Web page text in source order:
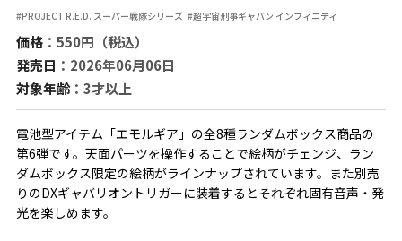
#PROJECT R.E.D. スーパー戦隊シリーズ #超宇宙刑事ギャバン インフィニティ
価格：550円（税込）
発売日 ：2026年06月06日
対象年齢：3才以上
電池型アイテム「エモルギア」の全8種ランダムボックス商品の
第6弾です。天面パーツを操作することで絵柄がチェンジ、ラン
ダムボックス限定の絵柄がラインナップされています。また別売
りのDXギャバリオントリガーに装着するとそれぞれ固有音声・発
光を楽しめます。